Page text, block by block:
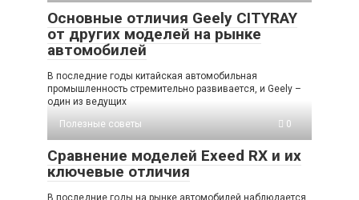
Основные отличия Geely CITYRAY
от других моделей на рынке
автомобилей
В последние годы китайская автомобильная
промышленность стремительно развивается, и Geely –
один из ведущих
Полезные советы
0
Сравнение моделей Exeed RX и их
ключевые отличия
В последние годы на рынке автомобилей наблюдается